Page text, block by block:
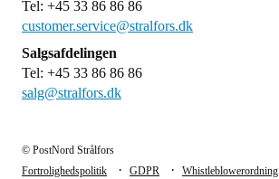
Tel: +45 33 86 86 86
customer.service@stralfors.dk
Salgsafdelingen
Tel: +45 33 86 86 86
salg@stralfors.dk
© PostNord Strålfors
Fortrolighedspolitik
· GDPR · Whistleblowerordning